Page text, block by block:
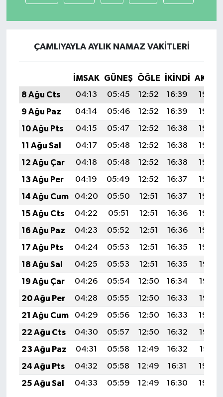
ÇAMLIYAYLA AYLIK NAMAZ VAKITLERI
İMSAK GÜNEŞ ÖĞLE İKINDI
8 Ağu Cts
04:13 05:45 12:52 16:39
19:50
9 Ağu Paz
04:14 05:46 12:52 16:39
19:49
10 Ağu Pts
04:15 05:47 12:52 16:38
19:48
11 Ağu Sal
04:17 05:48 12:52 16:38
19:46
12 Ağu Çar
04:18 05:48 12:52 16:38
19:45
13 Ağu Per
04:19 05:49 12:52 16:37
19:44
14 Ağu Cum
04:20 05:50 12:51 16:37
19:43
15 Ağu Cts
04:22 05:51 12:51 16:36
19:42
16 Ağu Paz
04:23 05:52 12:51 16:36
19:40
17 Ağu Pts
04:24 05:53 12:51 16:35
19:39
18 Ağu Sal
04:25 05:53 12:51 16:35
19:38
19 Ağu Çar
04:26 05:54 12:50 16:34
19:37
20 Ağu Per
04:28 05:55 12:50 16:33
19:35
21 Ağu Cum
04:29 05:56 12:50 16:33
19:34
22 Ağu Cts
04:30 05:57 12:50 16:32
19:33
23 Ağu Paz
04:31 05:58 12:49 16:32
19:31
24 Ağu Pts
04:32 05:58 12:49 16:31
19:30
25 Ağu Sal
04:33 05:59 12:49 16:30 19:29